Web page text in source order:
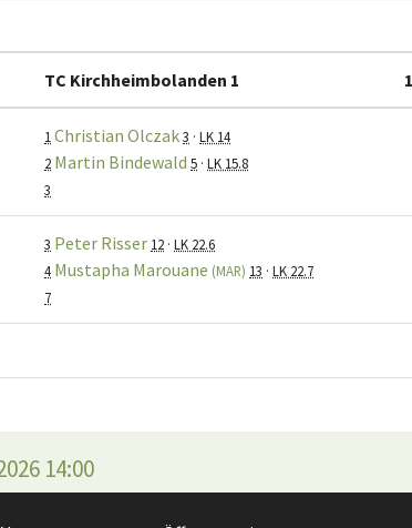
TC Kirchheimbolanden 1
1 Christian Olczak3 · LK 14
2 Martin Bindewald 5 · LK 15.8
3
3 Peter Risser 12 · LK 22.6
4 Mustapha Marouane (MAR) 13 · LK 22.7
7
14:00